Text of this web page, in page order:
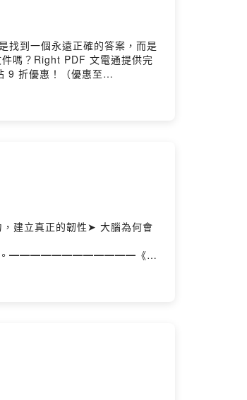
找到一個永遠正確的答案，而是
嗎？Right PDF 文電通提供完
9 折優惠！（優惠至
出更自由的人生。
Instagram
隊Powered by Firstory
建立真正的韌性➤ 大腦為何會
人生。━━━━━━━━━━━━《思
。（來聽聽看，搞不好你也會